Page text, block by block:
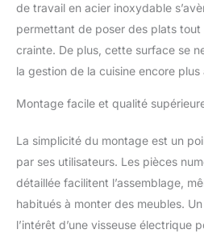
pour
EN
de travail en acier inoxydable
permettant de poser des plats
crainte. De plus, cette surface se
la gestion de la cuisine encore plus
Montage facile et qualité
La simplicité du montage est un
par ses utilisateurs. Les pièces
détaillée facilitent l’assemblage,
habitués à monter des meubles.
l’intérêt d’une visseuse électrique